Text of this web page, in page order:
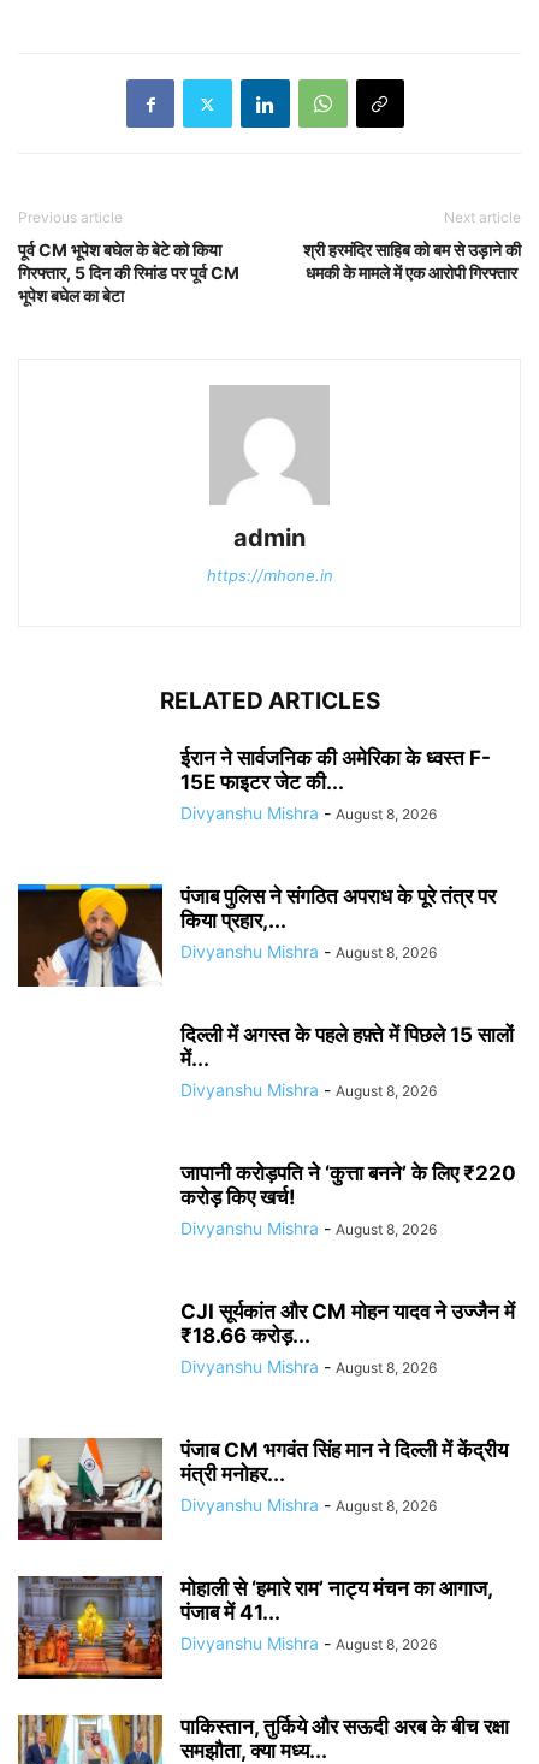
Previous article
पूर्व CM भूपेश बघेल के बेटे को किया
गिरफ्तार, 5 दिन की रिमांड पर पूर्व CM
भूपेश बघेल का बेटा
Next article
श्री हरमंदिर साहिब को बम से उड़ाने की
धमकी के मामले में एक आरोपी गिरफ्तार
admin
https://mhone.in
RELATED ARTICLES
ईरान ने सार्वजनिक की अमेरिका के ध्वस्त F-
15E फाइटर जेट की...
Divyanshu Mishra - August 8, 2026
पंजाब पुलिस ने संगठित अपराध के पूरे तंत्र पर
किया प्रहार,...
Divyanshu Mishra - August 8, 2026
दिल्ली में अगस्त के पहले हफ़्ते में पिछले 15 सालों
में...
Divyanshu Mishra - August 8, 2026
जापानी करोड़पति ने ‘कुत्ता बनने’ के लिए ₹220
करोड़ किए खर्च!
Divyanshu Mishra - August 8, 2026
CJI सूर्यकांत और CM मोहन यादव ने उज्जैन में
₹18.66 करोड़...
Divyanshu Mishra - August 8, 2026
पंजाब CM भगवंत सिंह मान ने दिल्ली में केंद्रीय
मंत्री मनोहर...
Divyanshu Mishra - August 8, 2026
मोहाली से ‘हमारे राम’ नाट्य मंचन का आगाज,
पंजाब में 41...
Divyanshu Mishra - August 8, 2026
पाकिस्तान, तुर्किये और सऊदी अरब के बीच रक्षा
समझौता, क्या मध्य...